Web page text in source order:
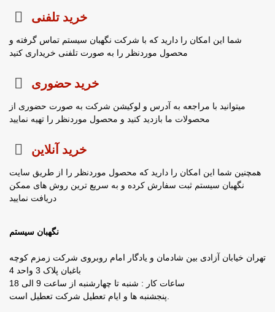
خرید تلفنی
شما این امکان را دارید که با شرکت نگهبان سیستم تماس گرفته و
محصول موردنظر را به صورت تلفنی خریداری کنید
خرید حضوری
میتوانید با مراجعه به آدرس و لوکیشن شرکت به صورت حضوری از
محصولات ما بازدید کنید و محصول موردنظر را تهیه نمایید
خرید آنلاین
همچنین شما این امکان را دارید که محصول موردنظر را از طریق سایت
نگهبان سیستم ثبت سفارش کرده و به سریع ترین روش های ممکن
دریافت نمایید
نگهبان سیستم
تهران خیابان آزادی بین شادمان و یادگار امام روبروی شرکت زمزم کوچه
باغبان پلاک 3 واحد 4